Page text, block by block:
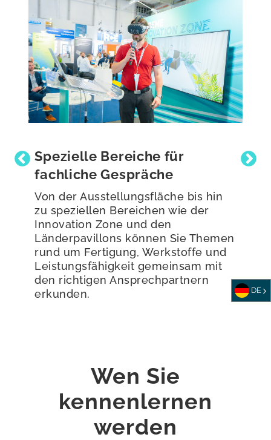
Inhalte des Forums „Central
Grid and Electric Motor“
Erhalten Sie praktische Einblicke in
die Bereiche Transformatoren,
Motoren und Energieinfrastruktur.
Nehmen Sie diese Ideen mit zurück
in Ihr Werk, in Ihre
Beschaffungsplanung und in Ihre
Kundengespräche.
Wen Sie
kennenlernen
werden
DE